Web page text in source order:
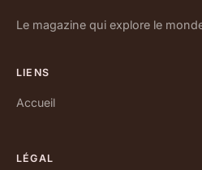
Le magazine qui explore le
LIENS
Accueil
LÉGAL